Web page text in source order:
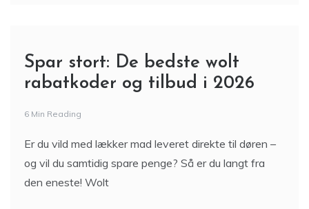
Spar stort: De bedste wolt
rabatkoder og tilbud i 2026
6 Min Reading
Er du vild med lækker mad leveret direkte til døren –
og vil du samtidig spare penge? Så er du langt fra
den eneste! Wolt